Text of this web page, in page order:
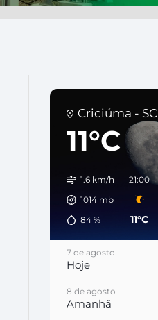
Criciúma - SC
11°C
1.6 km/h
1014 mb
84 %
21:00
11°C
7 de agosto
Hoje
8 de agosto
Amanhã